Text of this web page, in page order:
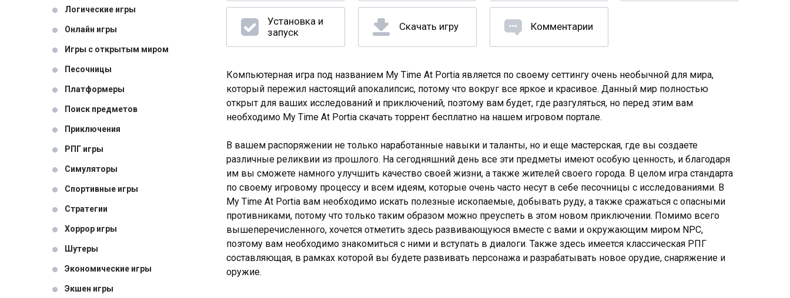
Логические игры
Онлайн игры
Игры с открытым миром
Песочницы
Платформеры
Поиск предметов
Приключения
РПГ игры
Симуляторы
Спортивные игры
Стратегии
Хоррор игры
Шутеры
Экономические игры
Экшен игры
Установка и
запуск
Скачать игру Комментарии
Компьютерная игра под названием My Time At Portia является по своему сеттингу очень необычной для мира,
который пережил настоящий апокалипсис, потому что вокруг все яркое и красивое. Данный мир полностью
открыт для ваших исследований и приключений, поэтому вам будет, где разгуляться, но перед этим вам
необходимо My Time At Portia скачать торрент бесплатно на нашем игровом портале.
В вашем распоряжении не только наработанные навыки и таланты, но и еще мастерская, где вы создаете
различные реликвии из прошлого. На сегодняшний день все эти предметы имеют особую ценность, и благодаря
им вы сможете намного улучшить качество своей жизни, а также жителей своего города. В целом игра стандарта
по своему игровому процессу и всем идеям, которые очень часто несут в себе песочницы с исследованиями. В
My Time At Portia вам необходимо искать полезные ископаемые, добывать руду, а также сражаться с опасными
противниками, потому что только таким образом можно преуспеть в этом новом приключении. Помимо всего
вышеперечисленного, хочется отметить здесь развивающуюся вместе с вами и окружающим миром NPC,
поэтому вам необходимо знакомиться с ними и вступать в диалоги. Также здесь имеется классическая РПГ
составляющая, в рамках которой вы будете развивать персонажа и разрабатывать новое орудие, снаряжение и
оружие.